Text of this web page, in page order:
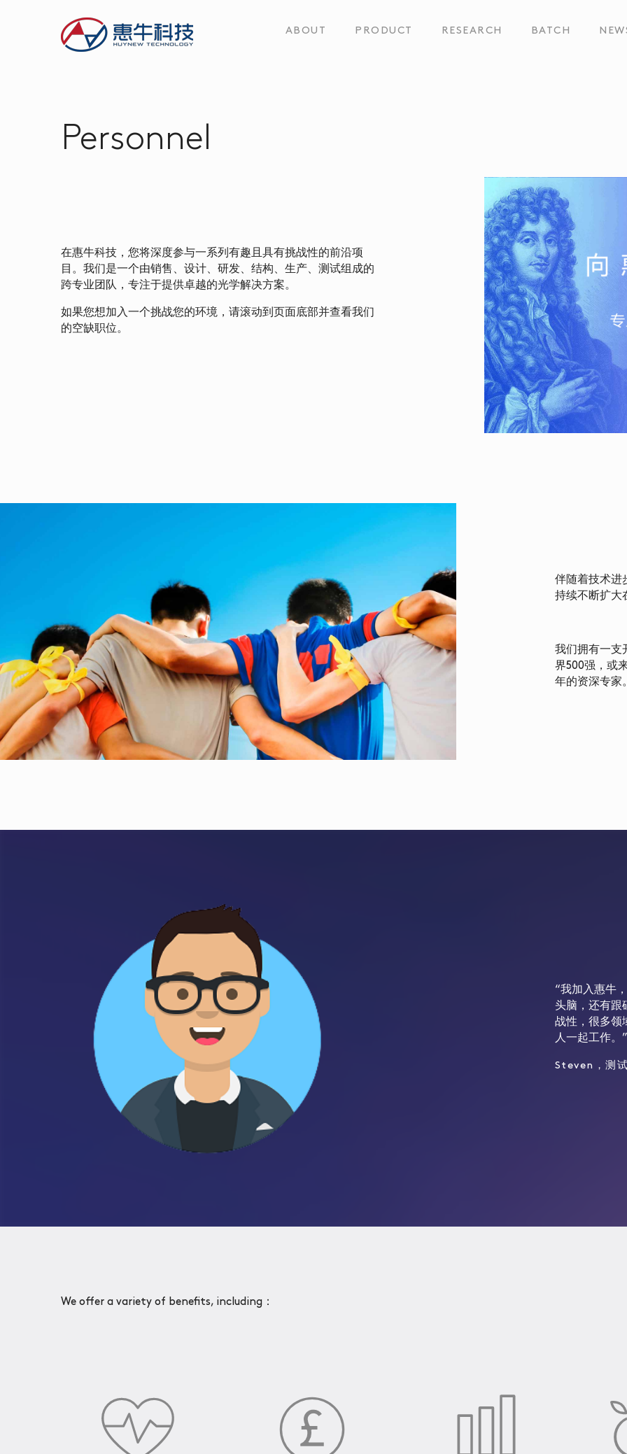
ABOUT PRODUCT RESEARCH BATCH
Personnel
在惠牛科技，您将深度参与一系列有趣且具有挑战性的前沿项
目。我们是一个由销售、设计、研发、结构、生产、测试组成的
跨专业团队，专注于提供卓越的光学解决方案。
如果您想加入一个挑战您的环境，请滚动到页面底部并查看我们
的空缺职位。
伴随着技术进
持续不断扩大
我们拥有一支
界500强，或
年的资深专家
“我加入惠牛
头脑，还有跟
战性，很多领
人一起工作。”
Steven，测
We offer a variety of benefits, including：